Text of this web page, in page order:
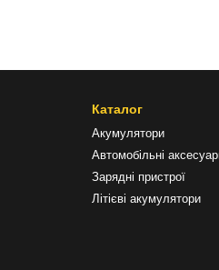
Каталог
Акумулятори
Автомобільні
Зарядні пристрої
Літієві акумулятори